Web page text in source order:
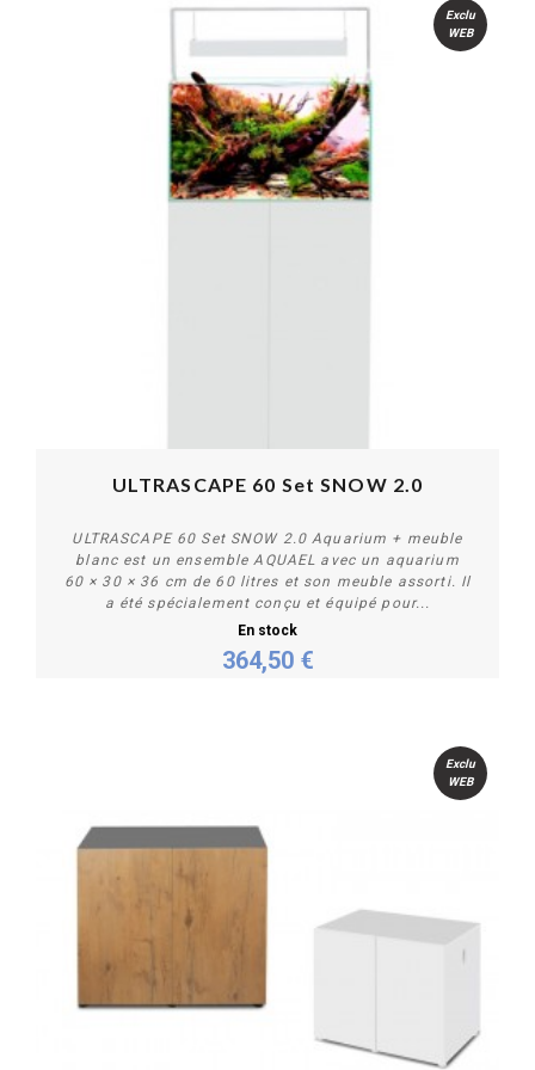
Acheter
Exclu
WEB
ULTRASCAPE 60 Set SNOW 2.0
ULTRASCAPE 60 Set SNOW 2.0 Aquarium + meuble
blanc est un ensemble AQUAEL avec un aquarium
60 × 30 × 36 cm de 60 litres et son meuble assorti. Il
a été spécialement conçu et équipé pour...
En stock
364,50 €
Exclu
WEB